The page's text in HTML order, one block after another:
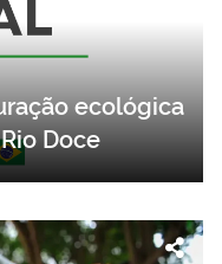
ecológica
Doce